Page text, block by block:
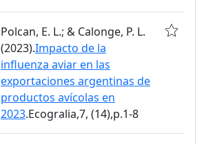
Polcan, E. L.; & Calonge, P. L.
(2023).Impacto de la
influenza aviar en las
exportaciones argentinas de
productos avícolas en
2023.Ecogralia,7, (14),p.1-8